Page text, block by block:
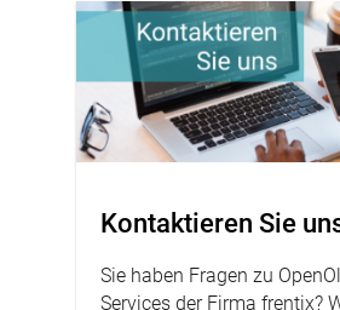
Kontaktieren Sie
Sie haben Fragen zu
Services der Firma frentix?